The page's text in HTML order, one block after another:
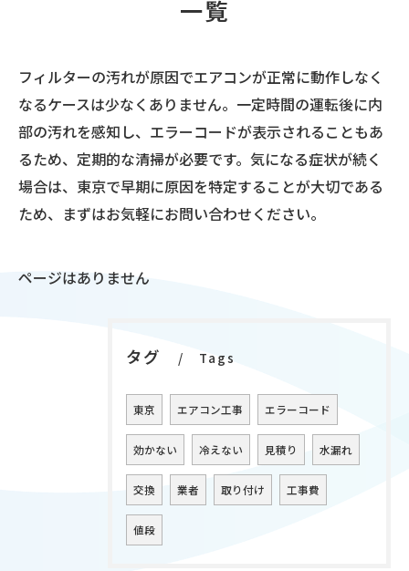
一覧
フィルターの汚れが原因でエアコンが正常に動作しなく
なるケースは少なくありません。一定時間の運転後に内
部の汚れを感知し、エラーコードが表示されることもあ
るため、定期的な清掃が必要です。気になる症状が続く
場合は、東京で早期に原因を特定することが大切である
ため、まずはお気軽にお問い合わせください。
ページはありません
タグ Tags
東京 エアコン工事 エラーコード
効かない 冷えない 見積り 水漏れ
交換 業者 取り付け 工事費
値段